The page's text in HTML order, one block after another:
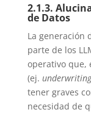
2.1.3.
de Datos
La generación
parte de los
operativo que,
(ej. underwriting
tener graves
necesidad de